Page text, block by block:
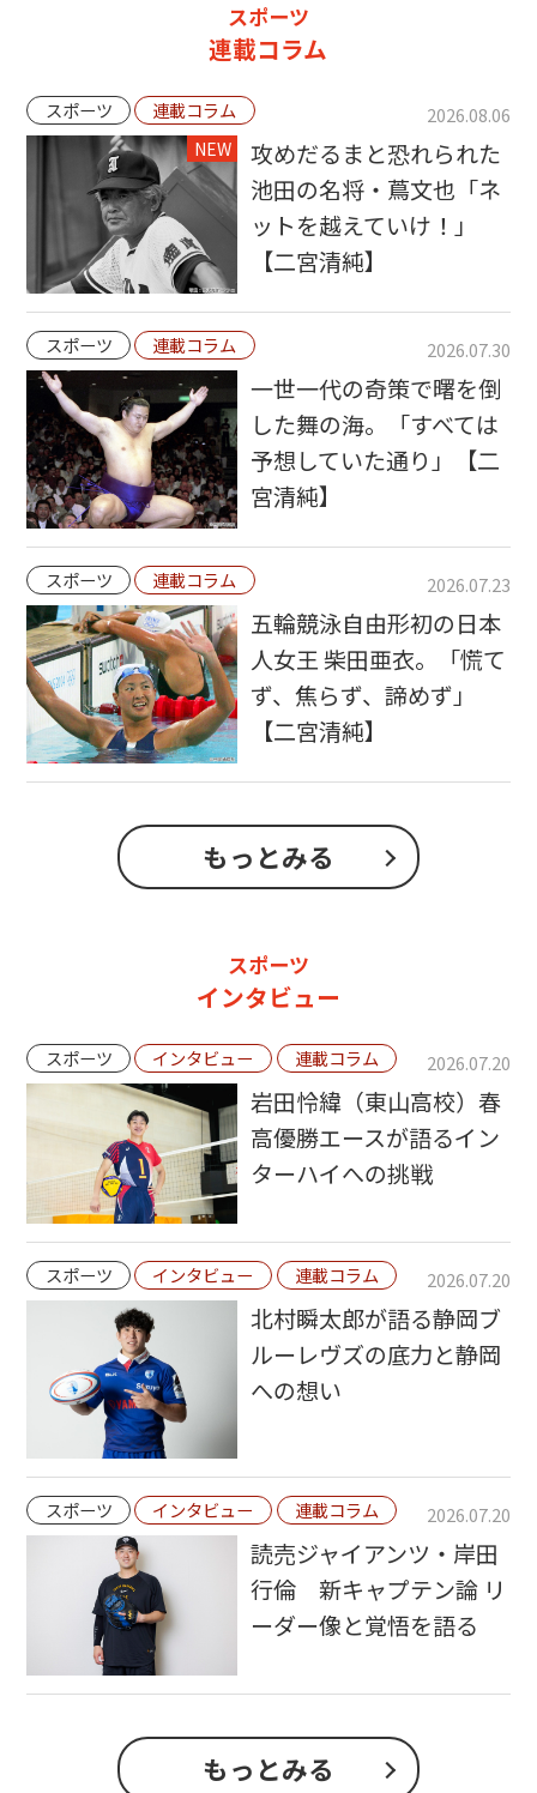
スポーツ
連載コラム
スポーツ 連載コラム 2026.08.06
NEW
攻めだるまと恐れられた
池田の名将・蔦文也「ネ
ットを越えていけ！」
【二宮清純】
スポーツ 連載コラム 2026.07.30
一世一代の奇策で曙を倒
した舞の海。「すべては
予想していた通り」【二
宮清純】
スポーツ 連載コラム 2026.07.23
五輪競泳自由形初の日本
人女王 柴田亜衣。「慌て
ず、焦らず、諦めず」
【二宮清純】
もっとみる
スポーツ
インタビュー
スポーツ インタビュー 連載コラム 2026.07.20
岩田怜緯（東山高校）春
高優勝エースが語るイン
ターハイへの挑戦
スポーツ インタビュー 連載コラム 2026.07.20
北村瞬太郎が語る静岡ブ
ルーレヴズの底力と静岡
への想い
スポーツ インタビュー 連載コラム 2026.07.20
読売ジャイアンツ・岸田
行倫 新キャプテン論 リ
ーダー像と覚悟を語る
もっとみる